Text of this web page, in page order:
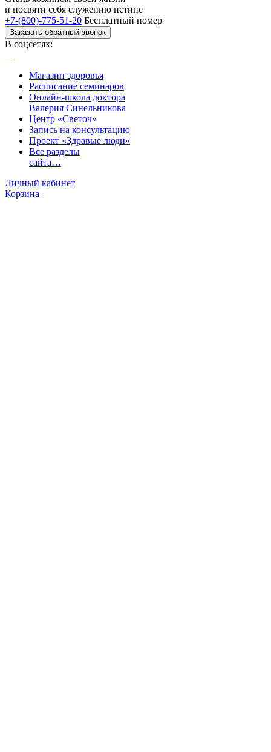
и посвяти себя служению истине
+7-(800)-775-51-20 Бесплатный номер
Заказать обратный звонок
В соцсетях:
Магазин здоровья
Расписание семинаров
Онлайн-школа доктора
Валерия Синельникова
Центр «Светоч»
Запись на консультацию
Проект «Здравые люди»
Все разделы
сайта…
Личный кабинет
Корзина